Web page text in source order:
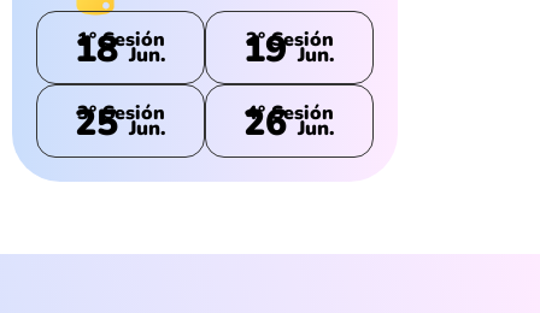
1° Sesión
18Jun.
2° Sesión
19Jun.
3° Sesión
25Jun.
4° Sesión
26Jun.